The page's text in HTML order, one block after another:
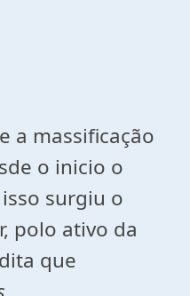
a massificação
o inicio o
surgiu o
polo ativo da
que